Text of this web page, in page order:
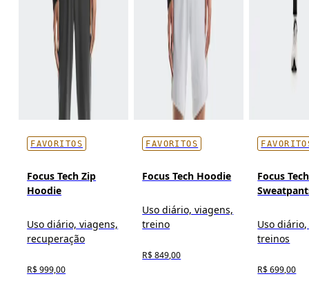
FAVORITOS
Focus Tech Zip
Hoodie
Uso diário, viagens,
recuperação
R$ 999,00
FAVORITOS
Focus Tech Hoodie
Uso diário, viagens,
treino
R$ 849,00
Focus Tech
Uso
treinos
R$ 699,00